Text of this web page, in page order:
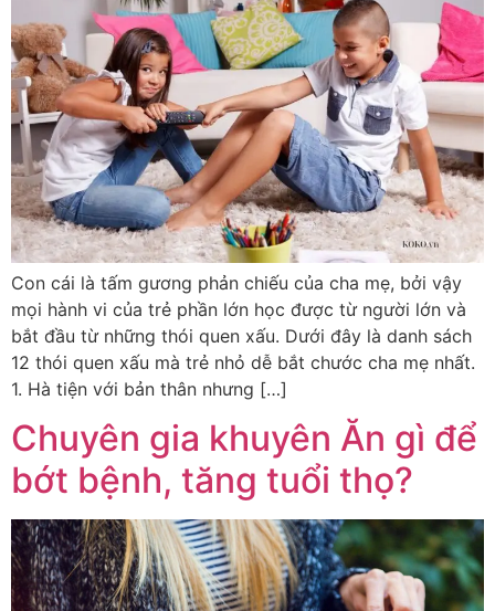
Con cái là tấm gương phản chiếu của cha mẹ, bởi vậy
mọi hành vi của trẻ phần lớn học được từ người lớn và
bắt đầu từ những thói quen xấu. Dưới đây là danh sách
12 thói quen xấu mà trẻ nhỏ dễ bắt chước cha mẹ nhất.
1. Hà tiện với bản thân nhưng […]
Chuyên gia khuyên Ăn gì để
bớt bệnh, tăng tuổi thọ?